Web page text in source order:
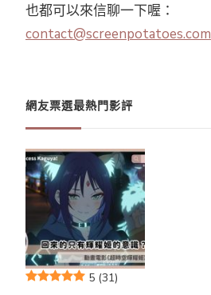
也都可以來信聊一下喔：
contact@screenpotatoes.com
網友票選最熱門影評
5 (31)